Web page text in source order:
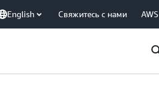
English Свяжитесь с нами